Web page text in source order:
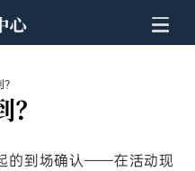
的到场确认——在活动现